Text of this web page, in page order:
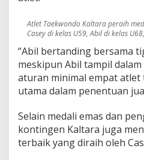
Atlet Taekwondo Kaltara peraih
Casey di kelas U59, Abil di kelas
“Abil bertanding bersama
meskipun Abil tampil
aturan minimal empat atlet
utama dalam penentuan
Selain medali emas dan
kontingen Kaltara juga
terbaik yang diraih oleh